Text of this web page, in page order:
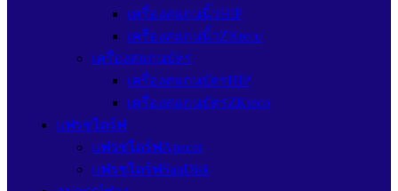
เครื่องสแกนนิ้วHIP
เครื่องสแกนนิ้วZKteco
เครื่องสแกนบัตร
เครื่องสแกนบัตรHIP
เครื่องสแกนบัตรZKteco
แฟรชไดร์ฟ
แฟรชไดร์ฟApacer
แฟรชไดร์ฟSanDisk